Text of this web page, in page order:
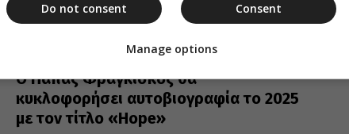
O Πάπας Φραγκίσκος θα
κυκλοφορήσει αυτοβιογραφία το 2025
με τον τίτλο «Hope»
Consent
Do not consent
Manage options